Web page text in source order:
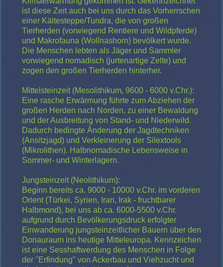
ist diese Zeit auch bei uns durch das Vorherrschen
einer Kältesteppe/Tundra, die von großen
Tierherden (vorwiegend Rentiere und Wildpferde)
und Makrofauna (Wollnashorn) bevölkert wurde.
Die Menschen lebten als Jäger und Sammler
vorwiegend nomadisch (jurtenartige Zelte) und
zogen den großen Tierherden hinterher.
Mittelsteinzeit (Mesolithikum, 9600 - 6000 v.Chr.):
Eine rasche Erwärmung führte zum Abziehen der
großen Herden nach Norden, zu einer Bewaldung
und der Ausbreitung von Stand- und Niederwild.
Dadurch bedingte Änderung der Jagdtechniken
(Ansitzjagd) und Verkleinerung der Silextools
(Mikrolithen). Halbnomadische Lebensweise in
Sommer- und Winterlagern.
Jungsteinzeit (Neolithikum):
Beginn bereits ca. 9000 - 10000 v.Chr. im vorderen
Orient (Türkei, Syrien, Iran, Irak - fruchtbarer
Halbmond), bei uns ab ca. 6000-5500 v.Chr.
aufgrund durch Bevölkerungsdruck erfolgter
Einwanderung jungsteinzeitlicher Bauern über den
Donauraum ins heutige Mitteleuropa. Kennzeichen
ist eine Sesshaftwerdung des Menschen in Folge
der "Erfindung" von Ackerbau und Viehzucht und